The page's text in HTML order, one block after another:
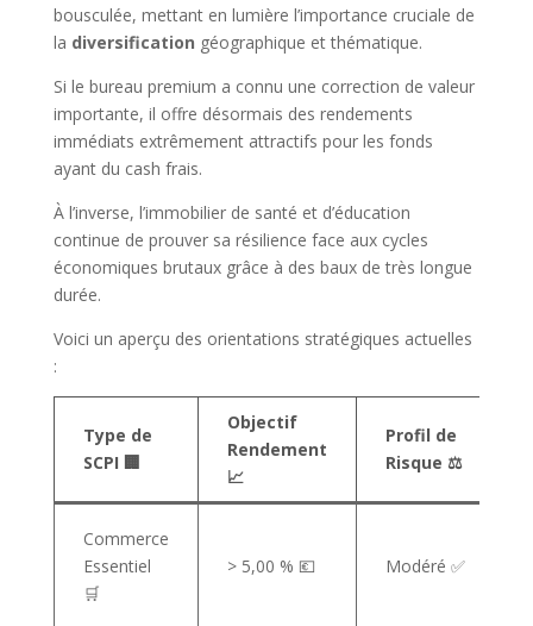
bousculée, mettant en lumière l’importance cruciale de
la diversification géographique et thématique.
Si le bureau premium a connu une correction de valeur
importante, il offre désormais des rendements
immédiats extrêmement attractifs pour les fonds
ayant du cash frais.
À l’inverse, l’immobilier de santé et d’éducation
continue de prouver sa résilience face aux cycles
économiques brutaux grâce à des baux de très longue
durée.
Voici un aperçu des orientations stratégiques actuelles
:
Type de
SCPI 🏢
Objectif
Rendement
📈
Profil de
Risque ⚖️
Commerce
Essentiel
🛒
> 5,00 % 💶 Modéré ✅